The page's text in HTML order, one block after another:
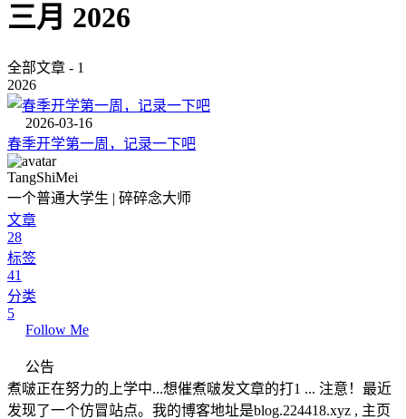
三月 2026
全部文章 - 1
2026
2026-03-16
春季开学第一周，记录一下吧
TangShiMei
一个普通大学生 | 碎碎念大师
文章
28
标签
41
分类
5
Follow Me
公告
煮啵正在努力的上学中...想催煮啵发文章的打1 ... 注意！最近
发现了一个仿冒站点。我的博客地址是blog.224418.xyz , 主页